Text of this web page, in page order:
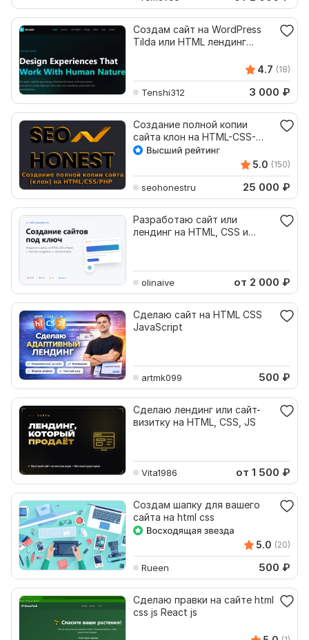
Создам сайт на WordPress
Tilda или HTML лендинг
4.7 (18)
Tenshi312 3 000 ₽
Создание полной копии
сайта клон на HTML-CSS-
PHP
5.0 (150)
seohonestru 25 000 ₽
Разработаю сайт или
лендинг на HTML, CSS и
olinaive от 2 000 ₽
Сделаю сайт на HTML CSS
JavaScript
artmk099 500 ₽
Сделаю лендинг или сайт-
визитку на HTML, CSS, JS
Vita1986 от 1 500 ₽
Создам шапку для вашего
сайта на html css
5.0 (20)
Rueen 500 ₽
Сделаю правки на сайте html
css js React js